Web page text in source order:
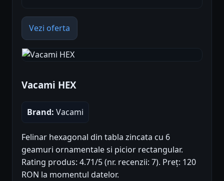
Vezi oferta
Vacami HEX
Brand: Vacami
Felinar hexagonal din tabla zincata cu 6
geamuri ornamentale si picior rectangular.
Rating produs: 4.71/5 (nr. recenzii: 7). Preț: 120
RON la momentul datelor.